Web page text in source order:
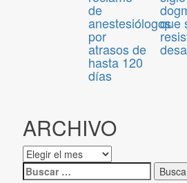
de
anestesiólogos
por
atrasos de
hasta 120
días
que
ARCHIVO